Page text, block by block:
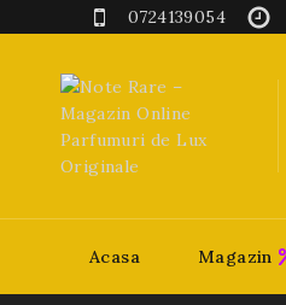
0724139054
Acasa Magazin